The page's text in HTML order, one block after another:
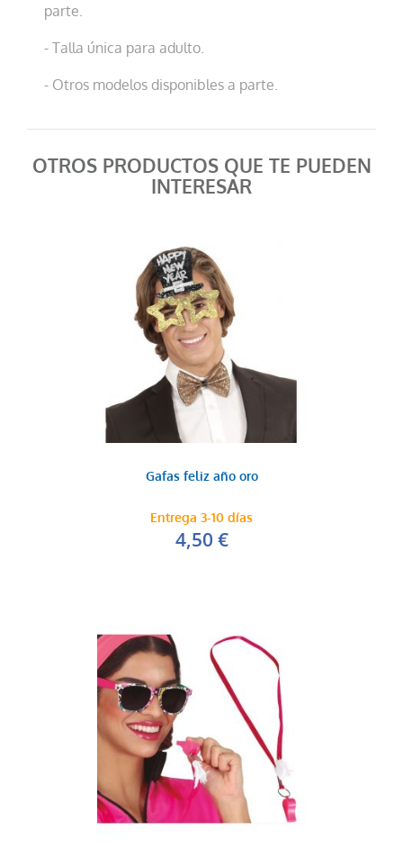
parte.
- Talla única para adulto.
- Otros modelos disponibles a parte.
OTROS PRODUCTOS QUE TE PUEDEN
INTERESAR
Gafas feliz año oro
Entrega 3-10 días
4,50 €